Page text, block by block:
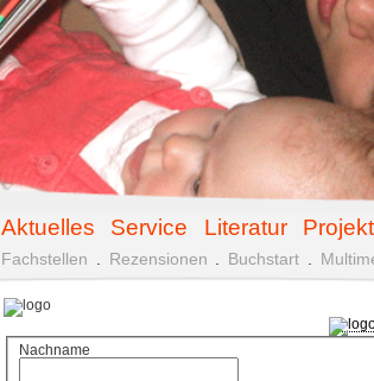
Aktuelles Service Literatur
Fachstellen Rezensionen Buchstart
Nachname